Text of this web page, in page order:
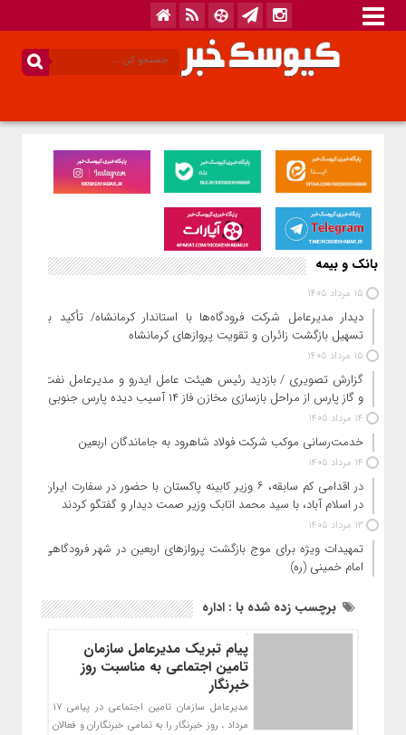
بانک و بیمه
15 مرداد 1405
دیدار مدیرعامل شرکت فرودگاه‌ها با استاندار کرمانشاه/ تأکید بر
تسهیل بازگشت زائران و تقویت پروازهای کرمانشاه
15 مرداد 1405
گزارش تصویری / بازدید رئیس هیئت عامل ایدرو و مدیرعامل نفت
و گاز پارس از مراحل بازسازی مخازن فاز ۱۴ آسیب دیده پارس جنوبی
14 مرداد 1405
خدمت‌رسانی موکب شرکت فولاد شاهرود به جاماندگان اربعین
14 مرداد 1405
در اقدامی کم سابقه، ۶ وزیر کابینه پاکستان با حضور در سفارت ایران
در اسلام آباد، با سید محمد اتابک وزیر صمت دیدار و گفتگو کردند
13 مرداد 1405
تمهیدات ویژه برای موج بازگشت پروازهای اربعین در شهر فرودگاهی
امام خمینی (ره)
برچسب زده شده با : اداره
پیام تبریک مدیرعامل سازمان
تامین اجتماعی به مناسبت روز
خبرنگار
مدیرعامل سازمان تامین اجتماعی در پیامی ۱۷
مرداد ، روز خبرنگار را به تمامی خبرنگاران و فعالان